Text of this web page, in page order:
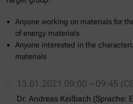
Anyone working on materials for
of energy materials
Anyone interested in the
materials
13.01.2021 09:00 – 09:45
Dr. Andreas Keilbach (Sprache: